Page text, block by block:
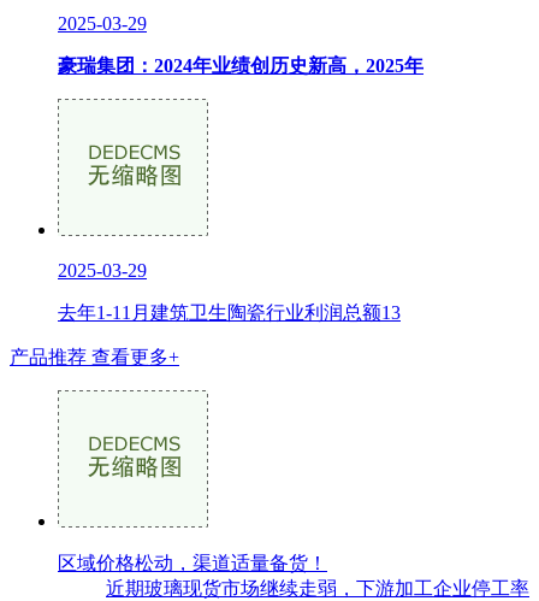
2025-03-29
豪瑞集团：2024年业绩创历史新高，2025年
2025-03-29
去年1-11月建筑卫生陶瓷行业利润总额13
产品推荐 查看更多+
区域价格松动，渠道适量备货！
近期玻璃现货市场继续走弱，下游加工企业停工率